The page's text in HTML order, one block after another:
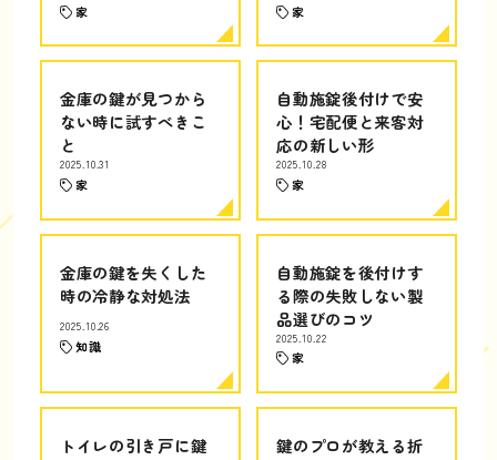
家 家
金庫の鍵が見つから
ない時に試すべきこ
と
2025.10.31
家
自動施錠後付けで安
心！宅配便と来客対
応の新しい形
2025.10.28
家
金庫の鍵を失くした
時の冷静な対処法
2025.10.26
知識
自動施錠を後付けす
る際の失敗しない製
品選びのコツ
2025.10.22
家
トイレの引き戸に鍵
鍵のプロが教える折